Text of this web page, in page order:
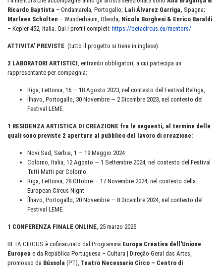
Ricardo Baptista – Ondamarela, Portogallo; Lali Álvarez Garriga, Spagna;
Marleen Scholten – Wunderbaum, Olanda; Nicola Borghesi & Enrico Baraldi
– Kepler 452, Italia. Qui i profili completi: https://betacircus.eu/mentors/
ATTIVITA’ PREVISTE (tutto il progetto si tiene in inglese):
2 LABORATORI ARTISTICI, entrambi obbligatori, a cui partecipa un
rappresentante per compagnia:
Riga, Lettonia, 16 — 18 Agosto 2023, nel contesto del Festival ReRiga,
Ílhavo, Portogallo, 30 Novembre — 2 Dicembre 2023, nel contesto del
Festival LEME.
1 RESIDENZA ARTISTICA DI CREAZIONE fra le seguenti, al termine delle
quali sono previste 2 aperture al pubblico del lavoro di creazione:
Novi Sad, Serbia, 1 — 19 Maggio 2024
Colorno, Italia, 12 Agosto — 1 Settembre 2024, nel contesto del Festival
Tutti Matti per Colorno.
Riga, Lettonia, 28 Ottobre — 17 Novembre 2024, nel contesto della
European Circus Night
Ílhavo, Portogallo, 20 Novembre — 8 Dicembre 2024, nel contesto del
Festival LEME.
1 CONFERENZA FINALE ONLINE, 25 marzo 2025
BETA CIRCUS è cofinanziato dal Programma Europa Creativa dell'Unione
Europea e da República Portuguesa – Cultura | Direção-Geral das Artes,
promosso da Bússola (PT), Teatro Necessario Circo – Centro di